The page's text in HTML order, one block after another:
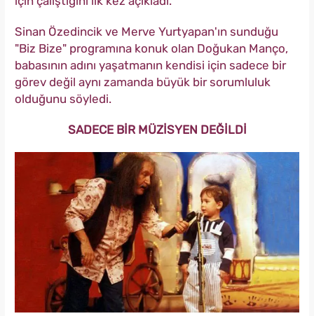
Sinan Özedincik ve Merve Yurtyapan'ın sunduğu
"Biz Bize" programına konuk olan Doğukan Manço,
babasının adını yaşatmanın kendisi için sadece bir
görev değil aynı zamanda büyük bir sorumluluk
olduğunu söyledi.
SADECE BİR MÜZİSYEN DEĞİLDİ